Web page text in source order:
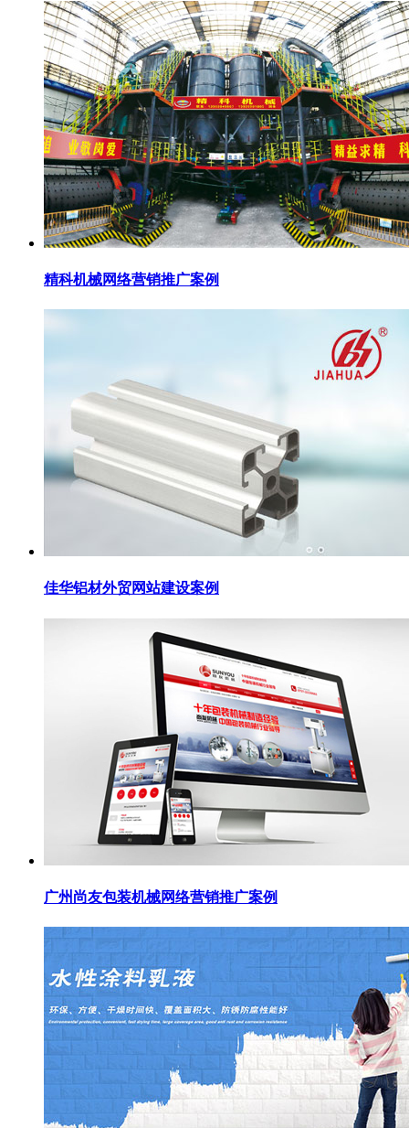
精科机械网络营销推广案例
佳华铝材外贸网站建设案例
广州尚友包装机械网络营销推广案例